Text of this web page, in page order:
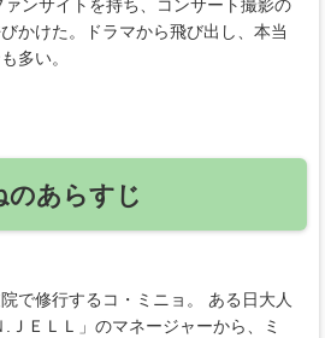
ンサイトを持ち、コンサート撮影の
かけた。ドラマから飛び出し、本当
多い。
のあらすじ
で修行するコ・ミニョ。 ある日大人
ＪＥＬＬ」のマネージャーから、ミ